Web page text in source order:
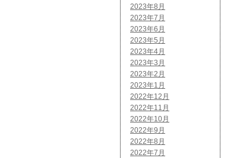
2023年8月
2023年7月
2023年6月
2023年5月
2023年4月
2023年3月
2023年2月
2023年1月
2022年12月
2022年11月
2022年10月
2022年9月
2022年8月
2022年7月